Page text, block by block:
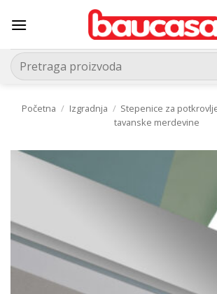
на
Pretraga
za:
Početna / Izgradnja / Stepenice za
tavanske merdevine